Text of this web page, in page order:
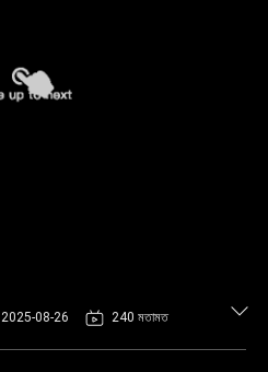
2025-08-26 240 মতামত